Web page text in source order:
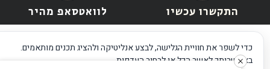
התקשרו עכשיו לוואטסאפ מהיר
כדי לשפר את חוויית הגלישה, לבצע אנליטיקה ולהציג תכנים מותאמים.
באפשרותך לאשר הכל או לבחור העדפות.